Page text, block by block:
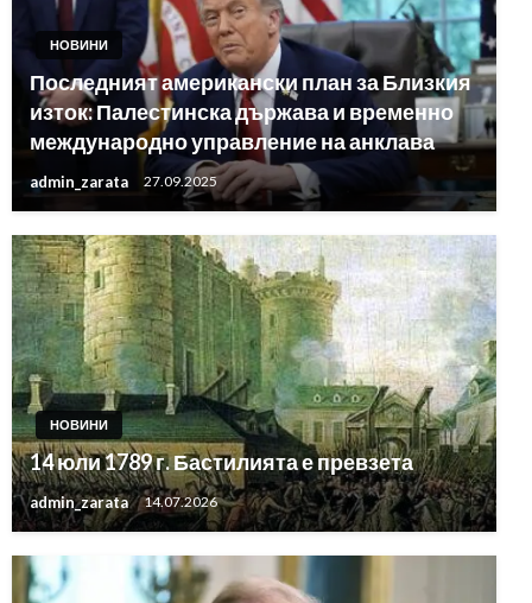
НОВИНИ
Последният американски план за Близкия
изток: Палестинска държава и временно
международно управление на анклава
admin_zarata 27.09.2025
НОВИНИ
14 юли 1789 г. Бастилията е превзета
admin_zarata 14.07.2026